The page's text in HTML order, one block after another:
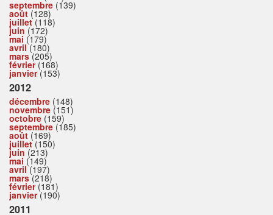
septembre (139)
août (128)
juillet(118)
juin (172)
mai (179)
avril(180)
mars(205)
février(168)
janvier(153)
2012
décembre (148)
novembre (151)
octobre (159)
septembre (185)
août (169)
juillet(150)
juin (213)
mai (149)
avril(197)
mars(218)
février(181)
janvier(190)
2011